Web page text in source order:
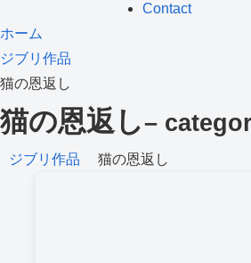
Contact
ホーム
ジブリ作品
猫の恩返し
猫の恩返し–
ジブリ作品 猫の恩返し